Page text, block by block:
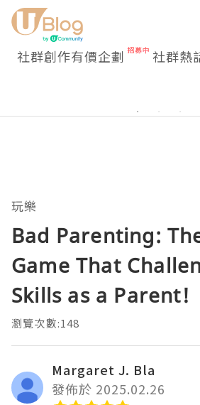
社群創作有價企劃 社群熱
玩樂
Bad Parenting:
Game That
Skills as a Parent!
瀏覽次數:148
Margaret J. Bla
發佈於 2025.02.26